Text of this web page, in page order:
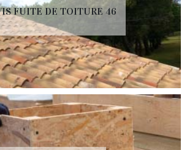
FUITE DE TOITURE 46